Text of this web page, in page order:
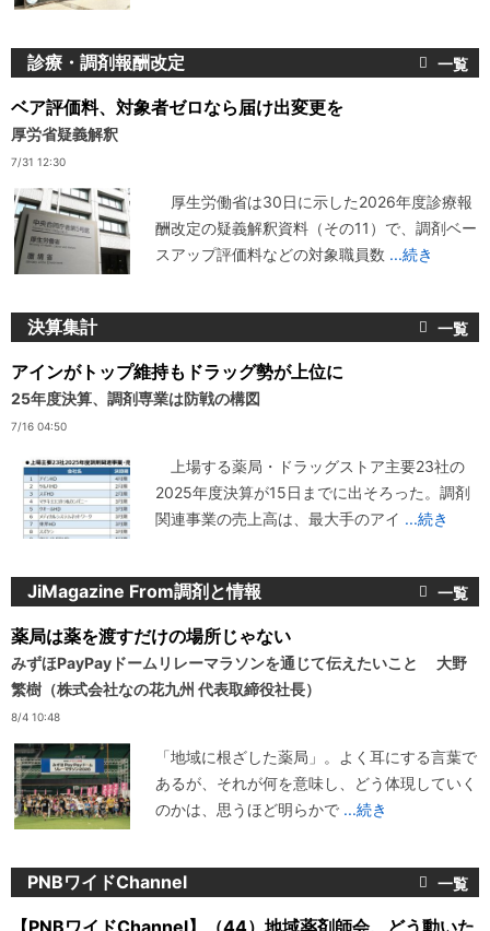
診療・調剤報酬改定
ベア評価料、対象者ゼロなら届け出変更を
厚労省疑義解釈
7/31 12:30
厚生労働省は30日に示した2026年度診療報
酬改定の疑義解釈資料（その11）で、調剤ベー
スアップ評価料などの対象職員数 ...続き
決算集計
アインがトップ維持もドラッグ勢が上位に
25年度決算、調剤専業は防戦の構図
7/16 04:50
上場する薬局・ドラッグストア主要23社の
2025年度決算が15日までに出そろった。調剤
関連事業の売上高は、最大手のアイ ...続き
JiMagazine From調剤と情報
薬局は薬を渡すだけの場所じゃない
みずほPayPayドームリレーマラソンを通じて伝えたいこと 大野
繁樹（株式会社なの花九州 代表取締役社長）
8/4 10:48
「地域に根ざした薬局」。よく耳にする言葉で
あるが、それが何を意味し、どう体現していく
のかは、思うほど明らかで ...続き
PNBワイドChannel
【PNBワイドChannel】（44）地域薬剤師会、どう動いた